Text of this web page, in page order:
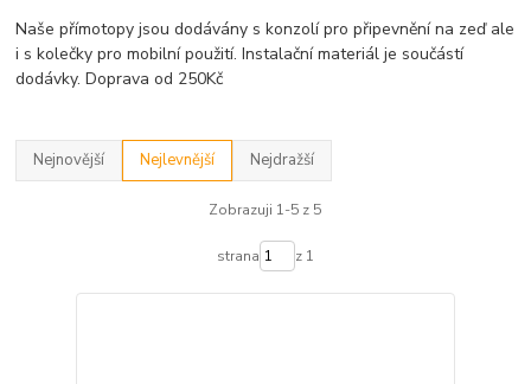
Naše přímotopy jsou dodávány s konzolí pro připevnění na zeď ale
i s kolečky pro mobilní použití. Instalační materiál je součástí
dodávky. Doprava od 250Kč
Nejnovější Nejlevnější Nejdražší
Zobrazuji 1-5 z 5
strana z 1